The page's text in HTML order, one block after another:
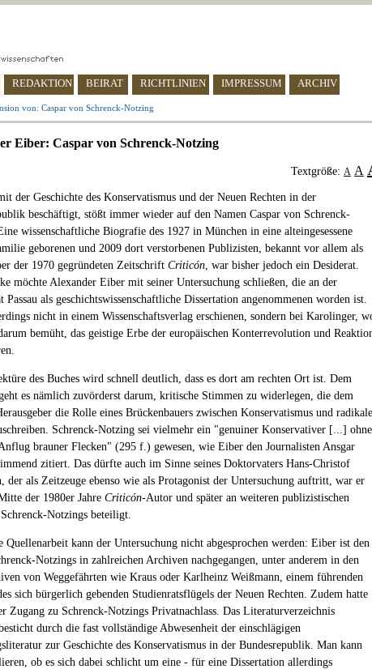
REDAKTION BEIRAT RICHTLINIEN IMPRESSUM ARCHIV
von: Caspar von Schrenck-Notzing
Eiber: Caspar von Schrenck-Notzing
Textgröße: A A
der Geschichte des Konservatismus und der Neuen Rechten in der
beschäftigt, stößt immer wieder auf den Namen Caspar von Schrenck-
wissenschaftliche Biografie des 1927 in München in eine alteingesessene
geborenen und 2009 dort verstorbenen Publizisten, bekannt vor allem als
der 1970 gegründeten Zeitschrift Criticón, war bisher jedoch ein Desiderat.
möchte Alexander Eiber mit seiner Untersuchung schließen, die an der
Passau als geschichtswissenschaftliche Dissertation angenommenen worden ist.
nicht in einem Wissenschaftsverlag erschienen, sondern bei Karolinger,
bemüht, das geistige Erbe der europäischen Konterrevolution und
des Buches wird schnell deutlich, dass es dort am rechten Ort ist. Dem
es nämlich zuvörderst darum, kritische Stimmen zu widerlegen, die dem
die Rolle eines Brückenbauers zwischen Konservatismus und
Schrenck-Notzing sei vielmehr ein "genuiner Konservativer [...] ohne
brauner Flecken" (295 f.) gewesen, wie Eiber den Journalisten Ansgar
zitiert. Das dürfte auch im Sinne seines Doktorvaters Hans-Christof
der als Zeitzeuge ebenso wie als Protagonist der Untersuchung auftritt, war er
der 1980er Jahre Criticón-Autor und später an weiteren publizistischen
Notzings beteiligt.
Quellenarbeit kann der Untersuchung nicht abgesprochen werden: Eiber ist den
Notzings in zahlreichen Archiven nachgegangen, unter anderem in den
von Weggefährten wie Kraus oder Karlheinz Weißmann, einem führenden
sich bürgerlich gebenden Studienratsflügels der Neuen Rechten. Zudem hatte
Zugang zu Schrenck-Notzings Privatnachlass. Das Literaturverzeichnis
durch die fast vollständige Abwesenheit der einschlägigen
zur Geschichte des Konservatismus in der Bundesrepublik. Man kann
ob es sich dabei schlicht um eine - für eine Dissertation allerdings